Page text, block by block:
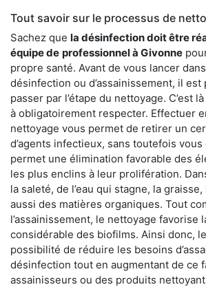
Tout savoir sur le processus de
Sachez que la désinfection doit être
équipe de professionnel à Givonne
propre santé. Avant de vous lancer dans
désinfection ou d’assainissement, il est
passer par l’étape du nettoyage. C’est
à obligatoirement respecter. Effectuer
nettoyage vous permet de retirer un
d’agents infectieux, sans toutefois
permet une élimination favorable des
les plus enclins à leur prolifération.
la saleté, de l’eau qui stagne, la
aussi des matières organiques. Tout
l’assainissement, le nettoyage favorise
considérable des biofilms. Ainsi donc,
possibilité de réduire les besoins
désinfection tout en augmentant de ce
assainisseurs ou des produits